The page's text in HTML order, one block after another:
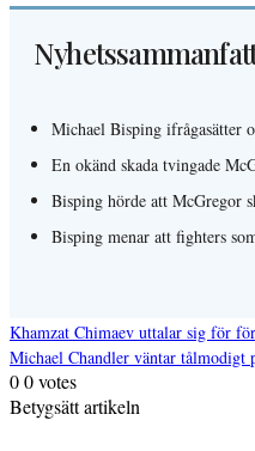
Michael Bisping ifrågasätter
En okänd skada tvingade
Bisping hörde att McGregor
Bisping menar att fighters
Inläggsnavigering
Khamzat Chimaev uttalar sig för
Michael Chandler väntar tålmodigt
00votes
Betygsätt artikeln